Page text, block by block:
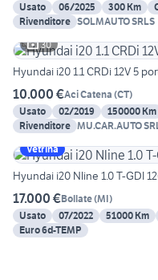
Usato
06/2025 300 Km
Rivenditore SOLMAUTO SRLS
30
Hyundai i20 1.1 CRDi 12V 5
10.000 €Aci Catena (CT)
Usato
02/2019 150000 Km
Rivenditore MU.CAR.AUTO
Vetrina
Hyundai i20 Nline 1.0 T-GDI
17.000 €Bollate(MI)
Usato
07/2022 51000 Km
Euro 6d-TEMP